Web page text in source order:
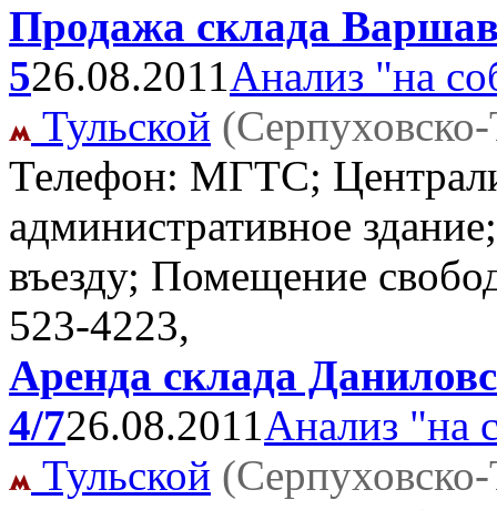
Продажа склада
526.08.2011Анализ "на
Тульской
Телефон: МГТС;
административное
въезду; Помещение
523-4223,
Аренда склада
4/726.08.2011Анализ "на
Тульской